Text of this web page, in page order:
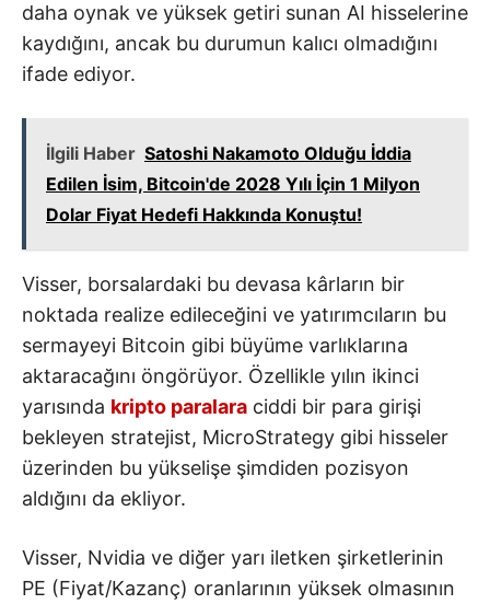
daha oynak ve yüksek getiri sunan AI hisselerine
kaydığını, ancak bu durumun kalıcı olmadığını
ifade ediyor.
İlgili Haber Satoshi Nakamoto Olduğu İddia
Edilen İsim, Bitcoin'de 2028 Yılı İçin 1 Milyon
Dolar Fiyat Hedefi Hakkında Konuştu!
Visser, borsalardaki bu devasa kârların bir
noktada realize edileceğini ve yatırımcıların bu
sermayeyi Bitcoin gibi büyüme varlıklarına
aktaracağını öngörüyor. Özellikle yılın ikinci
yarısında kripto paralara ciddi bir para girişi
bekleyen stratejist, MicroStrategy gibi hisseler
üzerinden bu yükselişe şimdiden pozisyon
aldığını da ekliyor.
Visser, Nvidia ve diğer yarı iletken şirketlerinin
PE (Fiyat/Kazanç) oranlarının yüksek olmasının